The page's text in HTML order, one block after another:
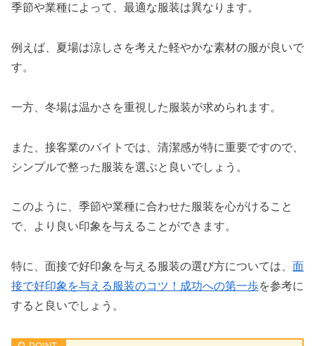
季節や業種によって、最適な服装は異なります。
例えば、夏場は涼しさを考えた軽やかな素材の服が良いで
す。
一方、冬場は温かさを重視した服装が求められます。
また、接客業のバイトでは、清潔感が特に重要ですので、
シンプルで整った服装を選ぶと良いでしょう。
このように、季節や業種に合わせた服装を心がけること
で、より良い印象を与えることができます。
特に、面接で好印象を与える服装の選び方については、 面
接で好印象を与える服装のコツ！成功への第一歩を参考に
すると良いでしょう。